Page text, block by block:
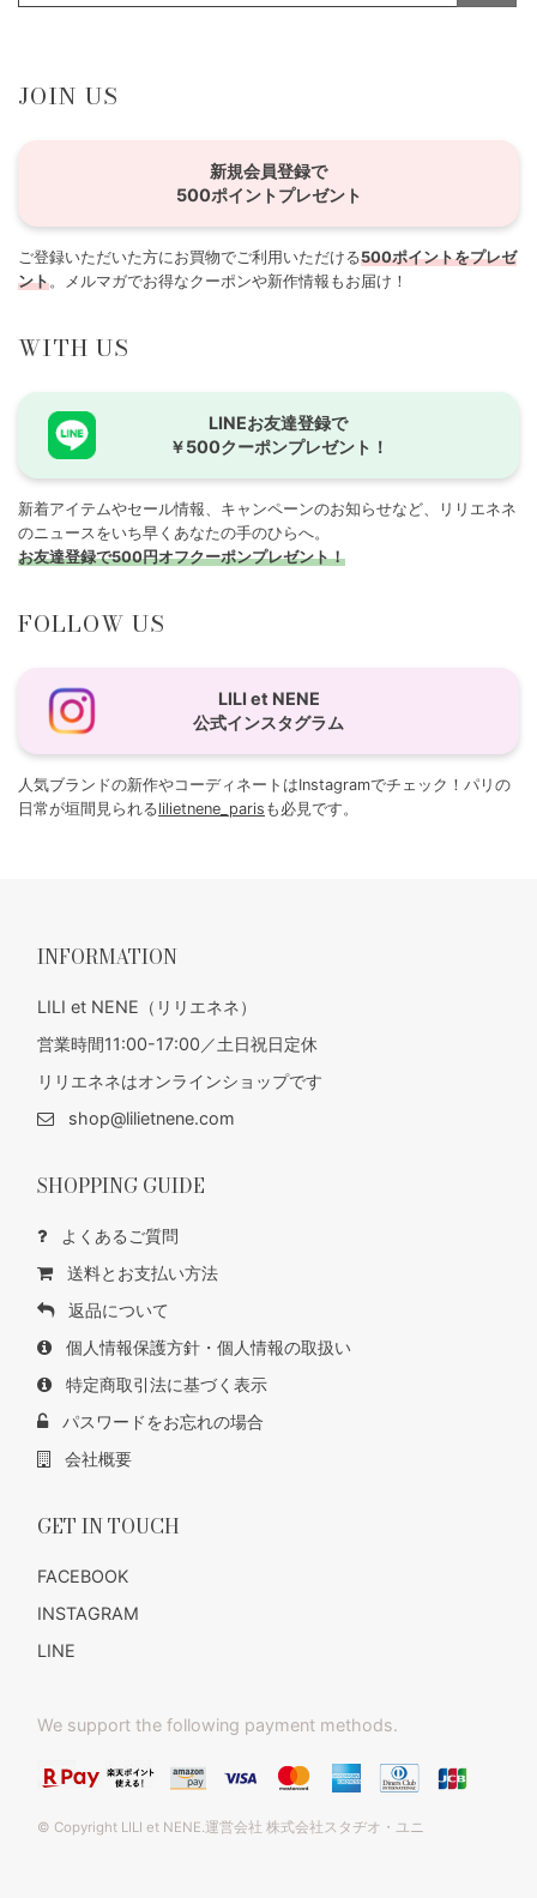
JOIN US
新規会員登録で
500ポイントプレゼント
ご登録いただいた方にお買物でご利用いただける500ポイントをプレゼ
ント。メルマガでお得なクーポンや新作情報もお届け！
WITH US
LINEお友達登録で
￥500クーポンプレゼント！
新着アイテムやセール情報、キャンペーンのお知らせなど、リリエネネ
のニュースをいち早くあなたの手のひらへ。
お友達登録で500円オフクーポンプレゼント！
FOLLOW US
LILI et NENE
公式インスタグラム
人気ブランドの新作やコーディネートはInstagramでチェック！パリの
日常が垣間見られるlilietnene_paris も必見です。
INFORMATION
LILI et NENE（リリエネネ）
営業時間11:00-17:00／土日祝日定休
リリエネネはオンラインショップです
shop@lilietnene.com
SHOPPING GUIDE
よくあるご質問
送料とお支払い方法
返品について
個人情報保護方針・個人情報の取扱い
特定商取引法に基づく表示
パスワードをお忘れの場合
会社概要
GET IN TOUCH
FACEBOOK
INSTAGRAM
LINE
We support the following payment methods.
© Copyright LILI et NENE.運営会社 株式会社スタヂオ・ユニ